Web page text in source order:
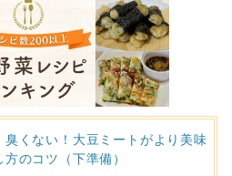
臭くない！大豆ミートがより美味
のコツ（下準備）